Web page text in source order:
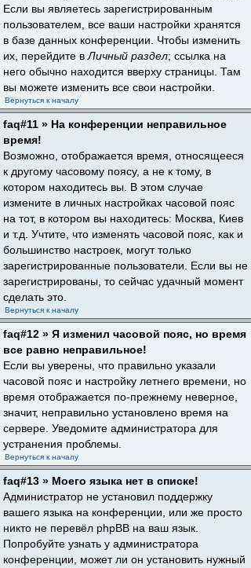
Если вы являетесь зарегистрированным
пользователем, все ваши настройки хранятся
в базе данных конференции. Чтобы изменить
их, перейдите в Личный раздел; ссылка на
него обычно находится вверху страницы. Там
вы можете изменить все свои настройки.
Вернуться к началу
faq#11 » На конференции неправильное
время!
Возможно, отображается время, относящееся
к другому часовому поясу, а не к тому, в
котором находитесь вы. В этом случае
измените в личных настройках часовой пояс
на тот, в котором вы находитесь: Москва, Киев
и т.д. Учтите, что изменять часовой пояс, как и
большинство настроек, могут только
зарегистрированные пользователи. Если вы не
зарегистрированы, то сейчас удачный момент
сделать это.
Вернуться к началу
faq#12 » Я изменил часовой пояс, но время
все равно неправильное!
Если вы уверены, что правильно указали
часовой пояс и настройку летнего времени, но
время отображается по-прежнему неверное,
значит, неправильно установлено время на
сервере. Уведомите администратора для
устранения проблемы.
Вернуться к началу
faq#13 » Моего языка нет в списке!
Администратор не установил поддержку
вашего языка на конференции, или же просто
никто не перевёл phpBB на ваш язык.
Попробуйте узнать у администратора
конференции, может ли он установить нужный